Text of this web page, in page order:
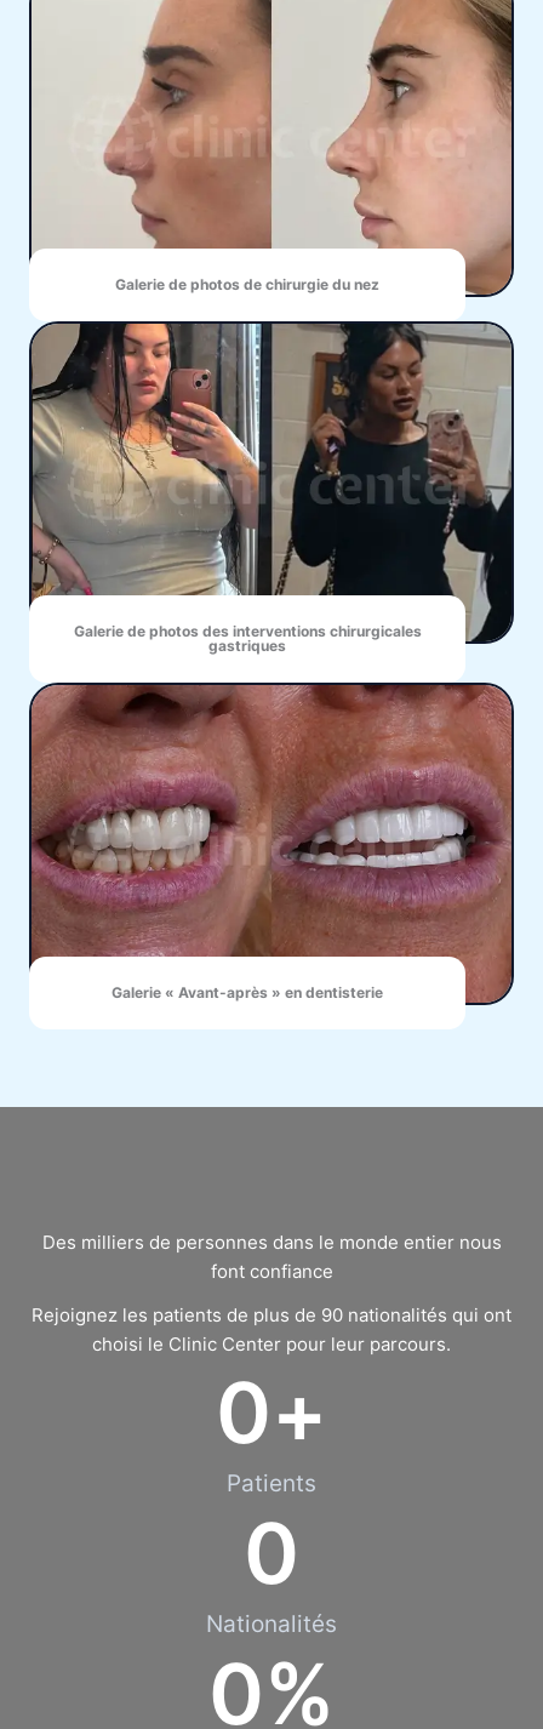
Galerie de photos de chirurgie du nez
Galerie de photos des interventions chirurgicales
gastriques
Galerie « Avant-après » en dentisterie
Des milliers de personnes dans le monde entier nous
font confiance
Rejoignez les patients de plus de 90 nationalités qui ont
choisi le Clinic Center pour leur parcours.
Patients
0+
Nationalités
0
0%